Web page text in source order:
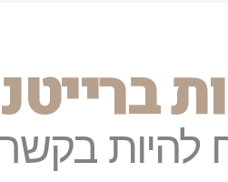
להיות